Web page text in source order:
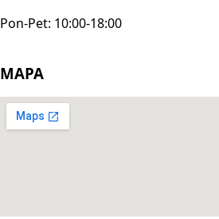
Pon-Pet: 10:00-18:00
MAPA